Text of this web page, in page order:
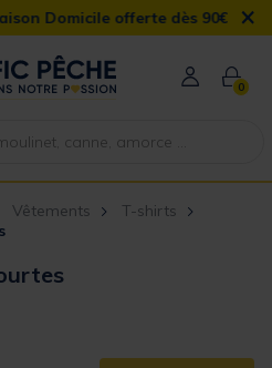
90€ ×
0
Vêtements
T-shirts